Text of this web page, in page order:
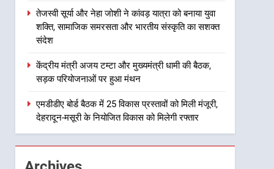
कांवड़ यात्रा को बनाया युवा शक्ति,
सामाजिक समरसता और भारतीय
4
केंद्रीय मंत्री अजय टम्टा और
मुख्यमंत्री धामी की बैठक, सड़क
परियोजनाओं पर हुआ मंथन
उत्तराखंड
5
एमडीडीए बोर्ड बैठक में 25 विकास
तेजस्वी सूर्या और नेहा जोशी ने कांवड़ यात्रा को बनाया युवा
शक्ति, सामाजिक समरसता और भारतीय संस्कृति का सशक्त
संदेश
केंद्रीय मंत्री अजय टम्टा और मुख्यमंत्री धामी की बैठक,
सड़क परियोजनाओं पर हुआ मंथन
एमडीडीए बोर्ड बैठक में 25 विकास प्रस्तावों को मिली मंजूरी,
देहरादून-मसूरी के नियोजित विकास को मिलेगी रफ्तार